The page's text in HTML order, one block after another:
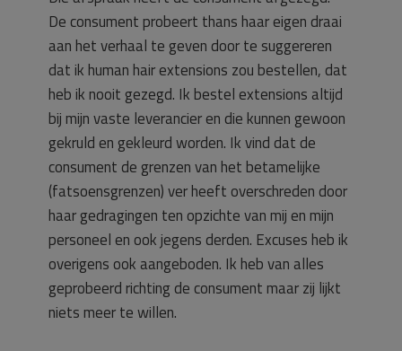
De consument probeert thans haar eigen draai
aan het verhaal te geven door te suggereren
dat ik human hair extensions zou bestellen, dat
heb ik nooit gezegd. Ik bestel extensions altijd
bij mijn vaste leverancier en die kunnen gewoon
gekruld en gekleurd worden. Ik vind dat de
consument de grenzen van het betamelijke
(fatsoensgrenzen) ver heeft overschreden door
haar gedragingen ten opzichte van mij en mijn
personeel en ook jegens derden. Excuses heb ik
overigens ook aangeboden. Ik heb van alles
geprobeerd richting de consument maar zij lijkt
niets meer te willen.